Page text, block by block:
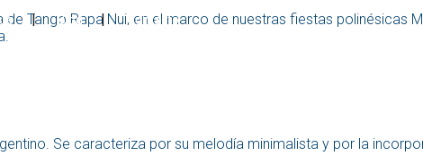
Blog Contacto
Tango Rapa Nui, en el marco de nuestras fiestas polinésicas
Se caracteriza por su melodía minimalista y por la